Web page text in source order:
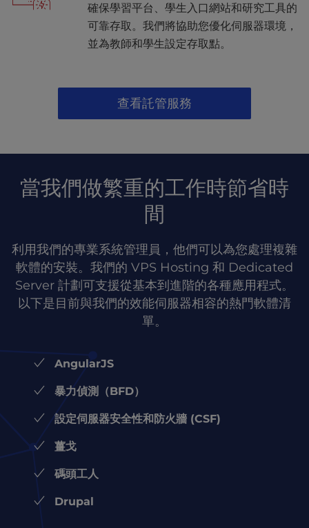
確保學習平台、學生入口網站和研究工具的
可靠存取。我們將協助您優化伺服器環境，
並為教師和學生設定存取點。
查看託管服務
當我們做繁重的工作時節省時
間
利用我們的專業系統管理員，他們可以為您處理複雜
軟體的安裝。我們的 VPS Hosting 和 Dedicated
Server 計劃可支援從基本到進階的各種應用程式。
以下是目前與我們的效能伺服器相容的熱門軟體清
單。
AngularJS
暴力偵測（BFD）
設定伺服器安全性和防火牆 (CSF)
薑戈
碼頭工人
Drupal